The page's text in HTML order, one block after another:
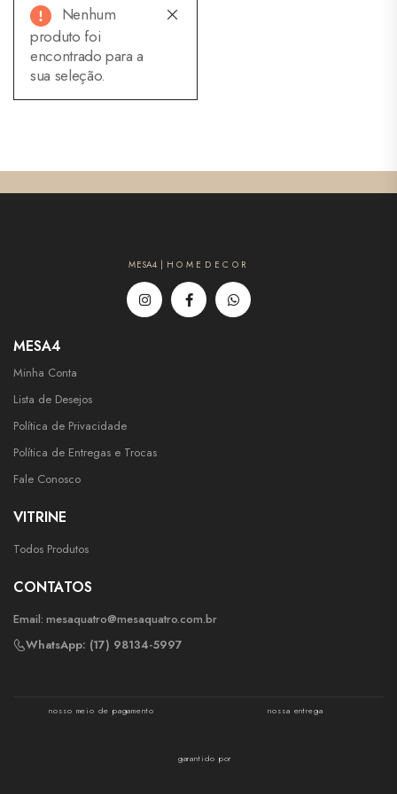
Nenhum
produto foi
encontrado para a
sua seleção.
MESA4 | H O M E D E C O R
MESA4
Minha Conta
Lista de Desejos
Política de Privacidade
Política de Entregas e Trocas
Fale Conosco
VITRINE
Todos Produtos
CONTATOS
Email: mesaquatro@mesaquatro.com.br
WhatsApp: (17) 98134-5997
nosso meio de pagamento nossa entrega
garantido por